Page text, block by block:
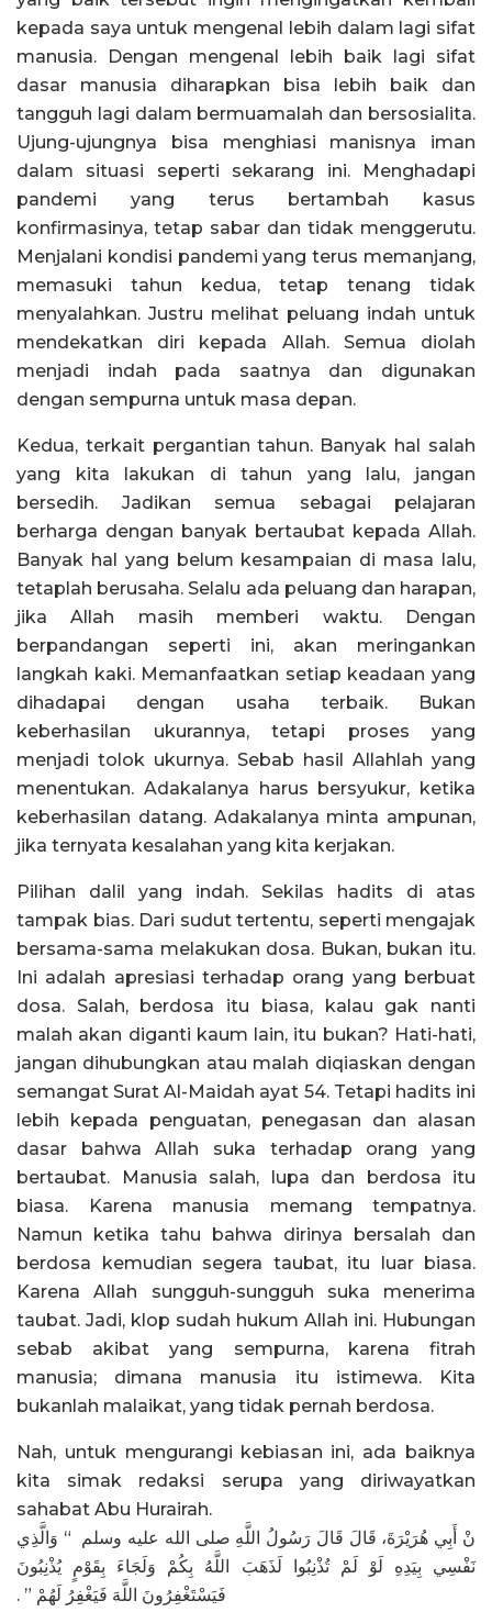
kepada saya untuk mengenal lebih dalam lagi sifat
manusia. Dengan mengenal lebih baik lagi sifat
dasar manusia diharapkan bisa lebih baik dan
tangguh lagi dalam bermuamalah dan bersosialita.
Ujung-ujungnya bisa menghiasi manisnya iman
dalam situasi seperti sekarang ini. Menghadapi
pandemi yang terus bertambah kasus
konfirmasinya, tetap sabar dan tidak menggerutu.
Menjalani kondisi pandemi yang terus memanjang,
memasuki tahun kedua, tetap tenang tidak
menyalahkan. Justru melihat peluang indah untuk
mendekatkan diri kepada Allah. Semua diolah
menjadi indah pada saatnya dan digunakan
dengan sempurna untuk masa depan.
Kedua, terkait pergantian tahun. Banyak hal salah
yang kita lakukan di tahun yang lalu, jangan
bersedih. Jadikan semua sebagai pelajaran
berharga dengan banyak bertaubat kepada Allah.
Banyak hal yang belum kesampaian di masa lalu,
tetaplah berusaha. Selalu ada peluang dan harapan,
jika Allah masih memberi waktu. Dengan
berpandangan seperti ini, akan meringankan
langkah kaki. Memanfaatkan setiap keadaan yang
dihadapai dengan usaha terbaik. Bukan
keberhasilan ukurannya, tetapi proses yang
menjadi tolok ukurnya. Sebab hasil Allahlah yang
menentukan. Adakalanya harus bersyukur, ketika
keberhasilan datang. Adakalanya minta ampunan,
jika ternyata kesalahan yang kita kerjakan.
Pilihan dalil yang indah. Sekilas hadits di atas
tampak bias. Dari sudut tertentu, seperti mengajak
bersama-sama melakukan dosa. Bukan, bukan itu.
Ini adalah apresiasi terhadap orang yang berbuat
dosa. Salah, berdosa itu biasa, kalau gak nanti
malah akan diganti kaum lain, itu bukan? Hati-hati,
jangan dihubungkan atau malah diqiaskan dengan
semangat Surat Al-Maidah ayat 54. Tetapi hadits ini
lebih kepada penguatan, penegasan dan alasan
dasar bahwa Allah suka terhadap orang yang
bertaubat. Manusia salah, lupa dan berdosa itu
biasa. Karena manusia memang tempatnya.
Namun ketika tahu bahwa dirinya bersalah dan
berdosa kemudian segera taubat, itu luar biasa.
Karena Allah sungguh-sungguh suka menerima
taubat. Jadi, klop sudah hukum Allah ini. Hubungan
sebab akibat yang sempurna, karena fitrah
manusia; dimana manusia itu istimewa. Kita
bukanlah malaikat, yang tidak pernah berdosa.
Nah, untuk mengurangi kebiasan ini, ada baiknya
kita simak redaksi serupa yang diriwayatkan
sahabat Abu Hurairah.
نْ أَبِي هُرَيْرَةَ، قَالَ قَالَ رَسُولُ اللَّهِ صلى الله عليه وسلم ‏ “‏ وَالَّذِي
نَفْسِي بِيَدِهِ لَوْ لَمْ تُذْنِبُوا لَذَهَبَ اللَّهُ بِكُمْ وَلَجَاءَ بِقَوْمٍ يُذْنِبُونَ
فَيَسْتَغْفِرُونَ اللَّهَ فَيَغْفِرُ لَهُمْ ‏”‏ ‏.‏